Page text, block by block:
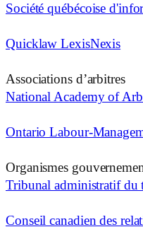
Société québécoise
Quicklaw LexisNexis
Associations d’arbitres
National Academy of
Ontario Labour-
Organismes
Tribunal administratif du
Conseil canadien des